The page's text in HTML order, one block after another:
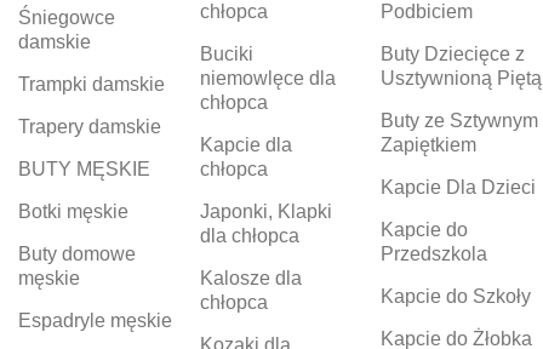
Śniegowce
damskie
Trampki damskie
Trapery damskie
BUTY MĘSKIE
Botki męskie
Buty domowe
męskie
Espadryle męskie
chłopca
Buciki
niemowlęce dla
chłopca
Kapcie dla
chłopca
Japonki, Klapki
dla chłopca
Kalosze dla
chłopca
Kozaki dla
Podbiciem
Buty Dziecięce z
Usztywnioną Piętą
Buty ze Sztywnym
Zapiętkiem
Kapcie Dla Dzieci
Kapcie do
Przedszkola
Kapcie do Szkoły
Kapcie do Żłobka